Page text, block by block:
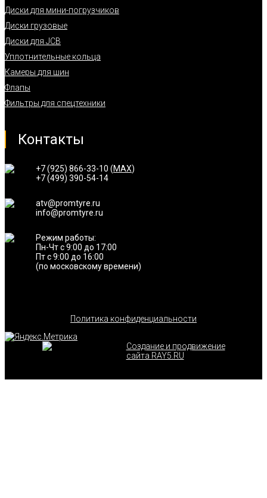
Диски для мини-погрузчиков
Диски грузовые
Диски для JCB
Уплотнительные кольца
Камеры для шин
Флапы
Фильтры для спецтехники
Контакты
+7 (925) 866-33-10 (MAX)
+7 (499) 390-54-14
atv@promtyre.ru
info@promtyre.ru
Режим работы:
Пн-Чт с 9:00 до 17:00
Пт с 9:00 до 16:00
(по московскому времени)
Политика конфиденциальности
Создание и продвижение
сайта RAY5.RU